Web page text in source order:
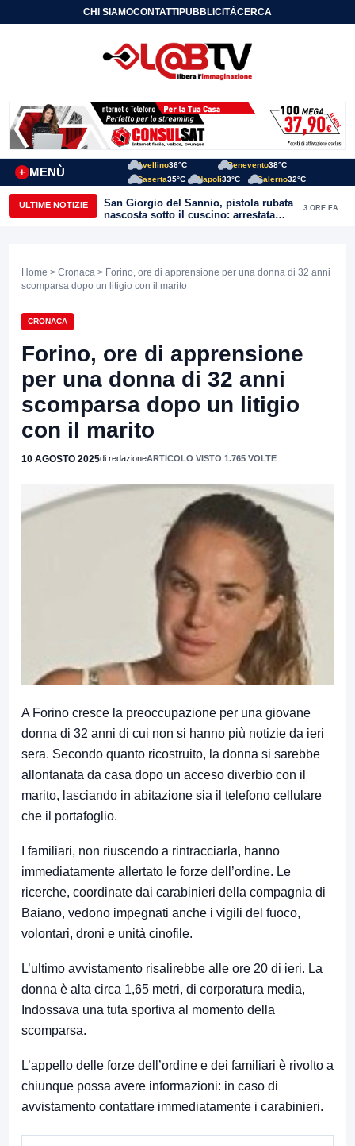
CHI SIAMOCONTATTIPUBBLICITÀCERCA
MENÙ
+
Avellino36°C Benevento38°C
Caserta35°C Napoli33°C Salerno32°C
ULTIME NOTIZIE
San Giorgio del Sannio, pistola rubata
nascosta sotto il cuscino: arrestata
51enne
3 ORE FA
Home > Cronaca > Forino, ore di apprensione per una donna di 32 anni
scomparsa dopo un litigio con il marito
CRONACA
Forino, ore di apprensione
per una donna di 32 anni
scomparsa dopo un litigio
con il marito
10 AGOSTO 2025di redazioneARTICOLO VISTO 1.765 VOLTE
A Forino cresce la preoccupazione per una giovane
donna di 32 anni di cui non si hanno più notizie da ieri
sera. Secondo quanto ricostruito, la donna si sarebbe
allontanata da casa dopo un acceso diverbio con il
marito, lasciando in abitazione sia il telefono cellulare
che il portafoglio.
I familiari, non riuscendo a rintracciarla, hanno
immediatamente allertato le forze dell’ordine. Le
ricerche, coordinate dai carabinieri della compagnia di
Baiano, vedono impegnati anche i vigili del fuoco,
volontari, droni e unità cinofile.
L’ultimo avvistamento risalirebbe alle ore 20 di ieri. La
donna è alta circa 1,65 metri, di corporatura media,
Indossava una tuta sportiva al momento della
scomparsa.
L’appello delle forze dell’ordine e dei familiari è rivolto a
chiunque possa avere informazioni: in caso di
avvistamento contattare immediatamente i carabinieri.